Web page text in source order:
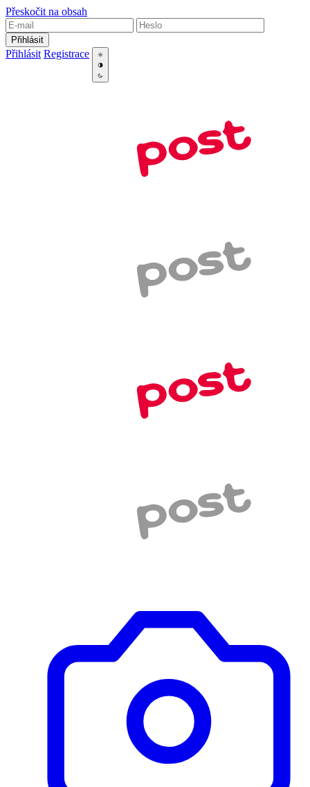
Přeskočit na obsah
Přihlásit
Přihlásit Registrace